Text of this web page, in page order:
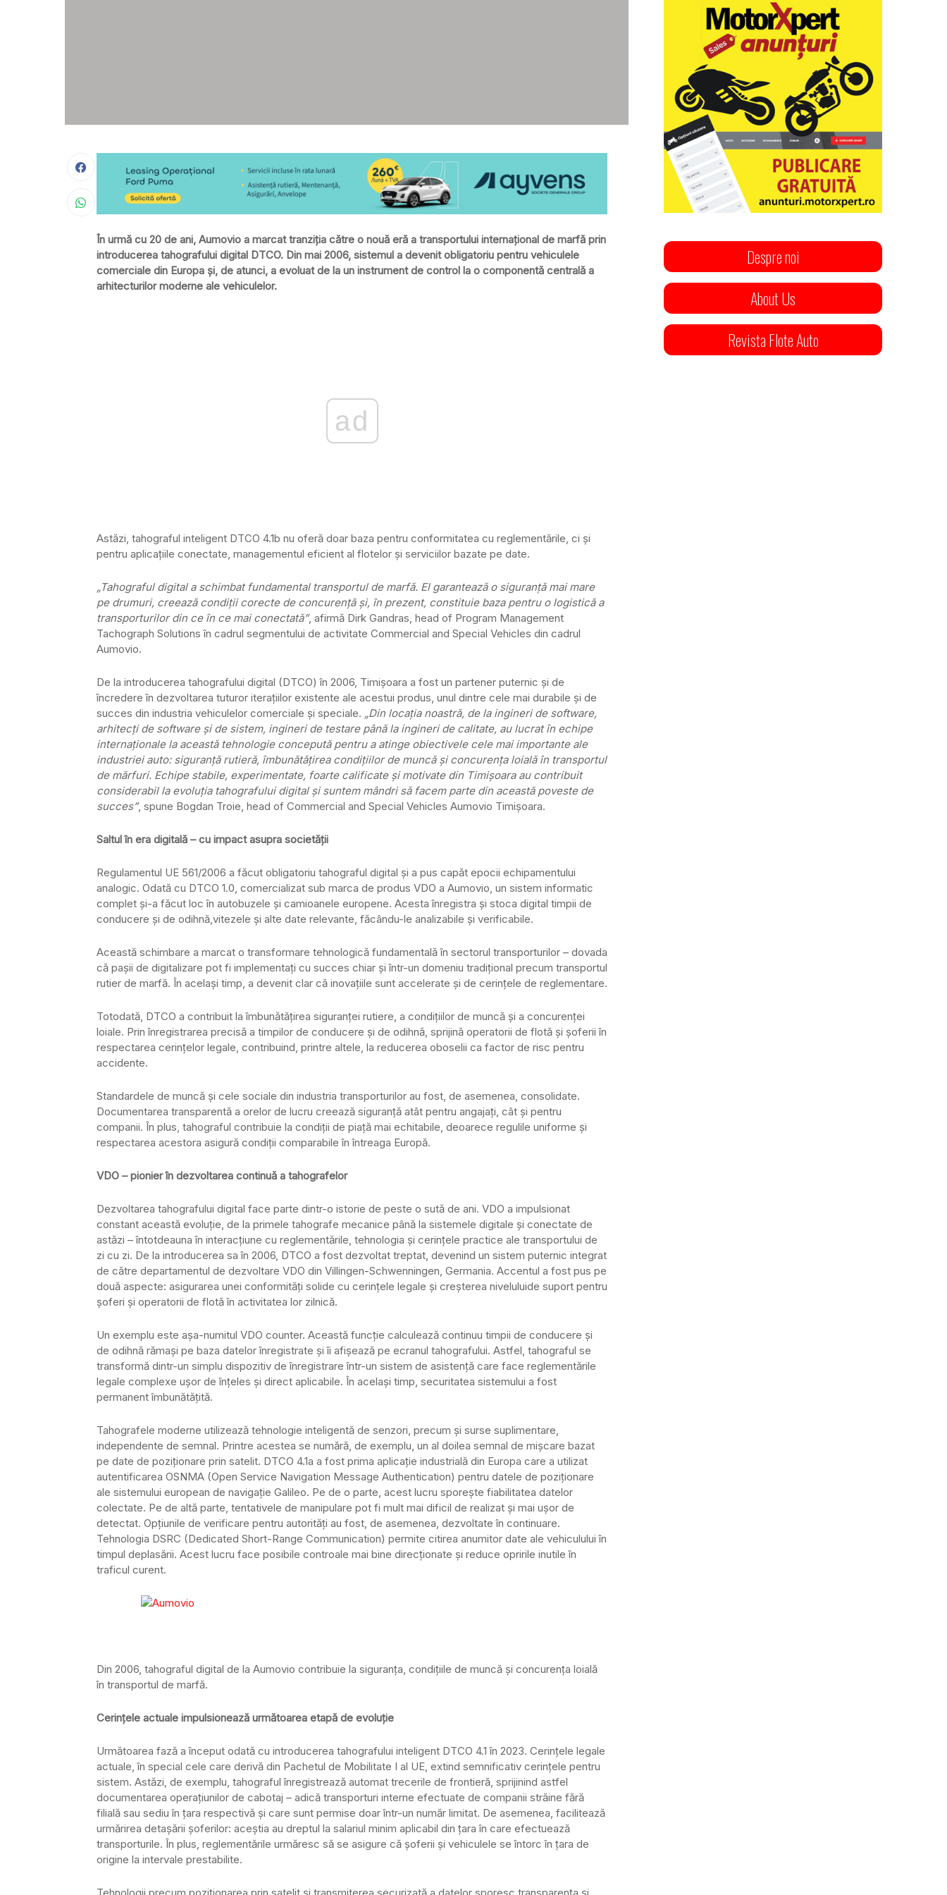
În urmă cu 20 de ani, Aumovio a marcat tranziția către o nouă eră a transportului internațional de marfă prin
introducerea tahografului digital DTCO. Din mai 2006, sistemul a devenit obligatoriu pentru vehiculele
comerciale din Europa și, de atunci, a evoluat de la un instrument de control la o componentă centrală a
arhitecturilor moderne ale vehiculelor.
ad
Astăzi, tahograful inteligent DTCO 4.1b nu oferă doar baza pentru conformitatea cu reglementările, ci și
pentru aplicațiile conectate, managementul eficient al flotelor și serviciilor bazate pe date.
„Tahograful digital a schimbat fundamental transportul de marfă. El garantează o siguranță mai mare
pe drumuri, creează condiții corecte de concurență și, în prezent, constituie baza pentru o logistică a
transporturilor din ce în ce mai conectată”, afirmă Dirk Gandras, head of Program Management
Tachograph Solutions în cadrul segmentului de activitate Commercial and Special Vehicles din cadrul
Aumovio.
De la introducerea tahografului digital (DTCO) în 2006, Timișoara a fost un partener puternic și de
încredere în dezvoltarea tuturor iterațiilor existente ale acestui produs, unul dintre cele mai durabile și de
succes din industria vehiculelor comerciale și speciale. „Din locația noastră, de la ingineri de software,
arhitecți de software și de sistem, ingineri de testare până la ingineri de calitate, au lucrat în echipe
internaționale la această tehnologie concepută pentru a atinge obiectivele cele mai importante ale
industriei auto: siguranță rutieră, îmbunătățirea condițiilor de muncă și concurența loială în transportul
de mărfuri. Echipe stabile, experimentate, foarte calificate și motivate din Timișoara au contribuit
considerabil la evoluția tahografului digital și suntem mândri să facem parte din această poveste de
succes”, spune Bogdan Troie, head of Commercial and Special Vehicles Aumovio Timișoara.
Saltul în era digitală – cu impact asupra societății
Regulamentul UE 561/2006 a făcut obligatoriu tahograful digital și a pus capăt epocii echipamentului
analogic. Odată cu DTCO 1.0, comercializat sub marca de produs VDO a Aumovio, un sistem informatic
complet și-a făcut loc în autobuzele și camioanele europene. Acesta înregistra și stoca digital timpii de
conducere și de odihnă,vitezele și alte date relevante, făcându-le analizabile și verificabile.
Această schimbare a marcat o transformare tehnologică fundamentală în sectorul transporturilor – dovada
că pașii de digitalizare pot fi implementați cu succes chiar și într-un domeniu tradițional precum transportul
rutier de marfă. În același timp, a devenit clar că inovațiile sunt accelerate și de cerințele de reglementare.
Totodată, DTCO a contribuit la îmbunătățirea siguranței rutiere, a condițiilor de muncă și a concurenței
loiale. Prin înregistrarea precisă a timpilor de conducere și de odihnă, sprijină operatorii de flotă și șoferii în
respectarea cerințelor legale, contribuind, printre altele, la reducerea oboselii ca factor de risc pentru
accidente.
Standardele de muncă și cele sociale din industria transporturilor au fost, de asemenea, consolidate.
Documentarea transparentă a orelor de lucru creează siguranță atât pentru angajați, cât și pentru
companii. În plus, tahograful contribuie la condiții de piață mai echitabile, deoarece regulile uniforme și
respectarea acestora asigură condiții comparabile în întreaga Europă.
VDO – pionier în dezvoltarea continuă a tahografelor
Dezvoltarea tahografului digital face parte dintr-o istorie de peste o sută de ani. VDO a impulsionat
constant această evoluție, de la primele tahografe mecanice până la sistemele digitale și conectate de
astăzi – întotdeauna în interacțiune cu reglementările, tehnologia și cerințele practice ale transportului de
zi cu zi. De la introducerea sa în 2006, DTCO a fost dezvoltat treptat, devenind un sistem puternic integrat
de către departamentul de dezvoltare VDO din Villingen-Schwenningen, Germania. Accentul a fost pus pe
două aspecte: asigurarea unei conformități solide cu cerințele legale și creșterea niveluluide suport pentru
șoferi și operatorii de flotă în activitatea lor zilnică.
Un exemplu este așa-numitul VDO counter. Această funcție calculează continuu timpii de conducere și
de odihnă rămași pe baza datelor înregistrate și îi afișează pe ecranul tahografului. Astfel, tahograful se
transformă dintr-un simplu dispozitiv de înregistrare într-un sistem de asistență care face reglementările
legale complexe ușor de înțeles și direct aplicabile. În același timp, securitatea sistemului a fost
permanent îmbunătățită.
Tahografele moderne utilizează tehnologie inteligentă de senzori, precum și surse suplimentare,
independente de semnal. Printre acestea se numără, de exemplu, un al doilea semnal de mișcare bazat
pe date de poziționare prin satelit. DTCO 4.1a a fost prima aplicație industrială din Europa care a utilizat
autentificarea OSNMA (Open Service Navigation Message Authentication) pentru datele de poziționare
ale sistemului european de navigație Galileo. Pe de o parte, acest lucru sporește fiabilitatea datelor
colectate. Pe de altă parte, tentativele de manipulare pot fi mult mai dificil de realizat și mai ușor de
detectat. Opțiunile de verificare pentru autorități au fost, de asemenea, dezvoltate în continuare.
Tehnologia DSRC (Dedicated Short-Range Communication) permite citirea anumitor date ale vehiculului în
timpul deplasării. Acest lucru face posibile controale mai bine direcționate și reduce opririle inutile în
traficul curent.
Din 2006, tahograful digital de la Aumovio contribuie la siguranța, condițiile de muncă și concurența loială
în transportul de marfă.
Cerințele actuale impulsionează următoarea etapă de evoluție
Următoarea fază a început odată cu introducerea tahografului inteligent DTCO 4.1 în 2023. Cerințele legale
actuale, în special cele care derivă din Pachetul de Mobilitate I al UE, extind semnificativ cerințele pentru
sistem. Astăzi, de exemplu, tahograful înregistrează automat trecerile de frontieră, sprijinind astfel
documentarea operațiunilor de cabotaj – adică transporturi interne efectuate de companii străine fără
filială sau sediu în țara respectivă și care sunt permise doar într-un număr limitat. De asemenea, facilitează
urmărirea detașării șoferilor: aceștia au dreptul la salariul minim aplicabil din țara în care efectuează
transporturile. În plus, reglementările urmăresc să se asigure că șoferii și vehiculele se întorc în țara de
origine la intervale prestabilite.
Despre noi
About Us
Revista Flote Auto